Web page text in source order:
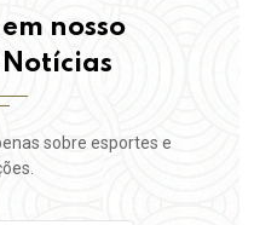
nosso
Notícias
sobre esportes e